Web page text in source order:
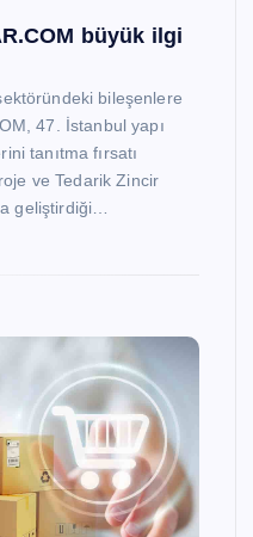
büyük ilgi
bileşenlere
47. İstanbul yapı
tanıtma fırsatı
ve Tedarik Zincir
geliştirdiği…